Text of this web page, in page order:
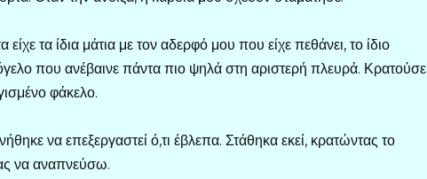
τα ίδια μάτια με τον αδερφό μου που είχε πεθάνει, το ίδιο
που ανέβαινε πάντα πιο ψηλά στη αριστερή πλευρά. Κρατούσε
φάκελο.
να επεξεργαστεί ό,τι έβλεπα. Στάθηκα εκεί, κρατώντας το
να αναπνεύσω.